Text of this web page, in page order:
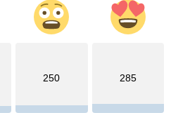
285
250